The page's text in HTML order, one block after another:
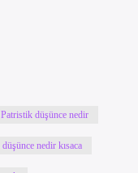
Patristik düşünce nedir
nedir kısaca